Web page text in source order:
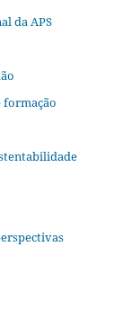
da APS
formação